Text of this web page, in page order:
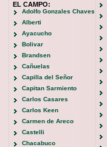
EL CAMPO:
Adolfo Gonzales Chaves
Alberti
Ayacucho
Bolivar
Brandsen
Cañuelas
Capilla del Señor
Capitan Sarmiento
Carlos Casares
Carlos Keen
Carmen de Areco
Castelli
Chacabuco